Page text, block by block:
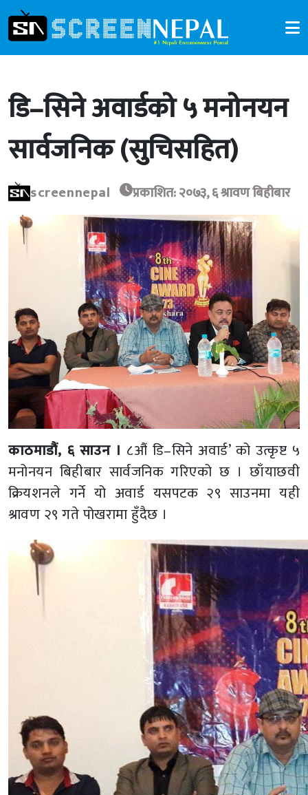
डि–सिने अवार्डको ५ मनोनयन
सार्वजनिक (सुचिसहित)
screennepal प्रकाशित: २०७३, ६ श्रावण बिहीबार
काठमाडौं, ६ साउन । ८औं डि–सिने अवार्ड’ को उत्कृष्ट ५
मनोनयन बिहीबार सार्वजनिक गरिएको छ । छाँयाछवी
क्रियशनले गर्ने यो अवार्ड यसपटक २९ साउनमा यही
श्रावण २९ गते पोखरामा हुँदैछ ।